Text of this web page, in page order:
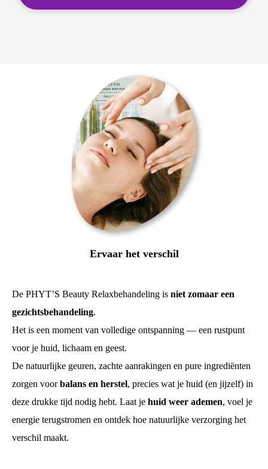
Ervaar het verschil
De PHYT’S Beauty Relaxbehandeling is niet zomaar een
gezichtsbehandeling.
Het is een moment van volledige ontspanning — een rustpunt
voor je huid, lichaam en geest.
De natuurlijke geuren, zachte aanrakingen en pure ingrediënten
zorgen voorbalans en herstel, precies wat je huid (en jijzelf) in
deze drukke tijd nodig hebt. Laat je huid weer ademen, voel je
energie terugstromen en ontdek hoe natuurlijke verzorging het
verschil maakt.